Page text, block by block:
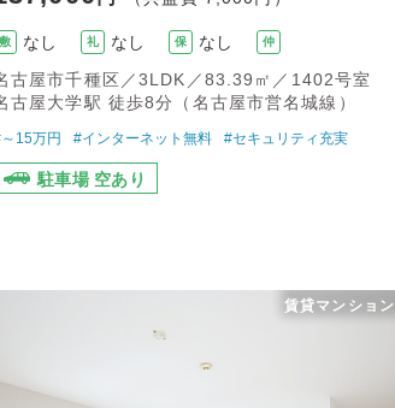
敷 なし 礼 なし 保 なし 仲
古屋市千種区／3LDK／83.39㎡／1402号室
古屋大学駅 徒歩8分（名古屋市営名城線）
15万円 #インターネット無料 #セキュリティ充実
駐車場 空あり
賃貸マンション